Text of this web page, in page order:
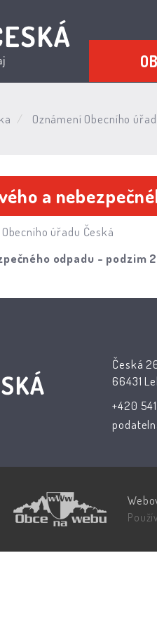
Oznámení Obecního
a
úřadu Česká
odpadu - podzim
Česká
66431
+420